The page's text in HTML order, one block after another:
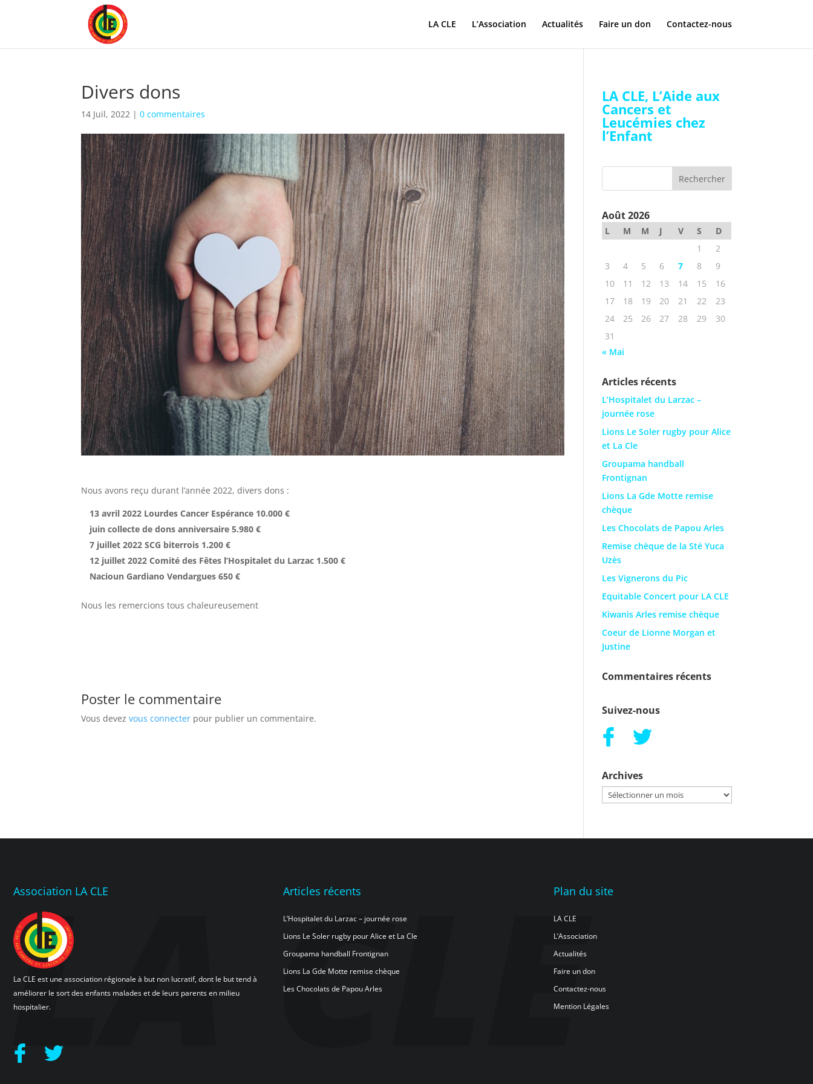
LA CLE L’Association Actualités Faire un don Contactez-nous
Divers dons
14 Juil, 2022 |0 commentaires
Nous avons reçu durant l’année 2022, divers dons :
13 avril 2022 Lourdes Cancer Espérance 10.000 €
juin collecte de dons anniversaire 5.980 €
7 juillet 2022 SCG biterrois 1.200 €
12 juillet 2022 Comité des Fêtes l’Hospitalet du Larzac 1.500 €
Nacioun Gardiano Vendargues 650 €
Nous les remercions tous chaleureusement
Poster le commentaire
Vous devezvous connecter pour publier un commentaire.
LA CLE, L’Aide aux
Cancers et
Leucémies chez
l’Enfant
Août 2026
L M M J V S
D
1
2
3
4 5 6 7 8
9
10
11 12 13 14 15
16
17
18 19 20 21 22
23
24
25 26 27 28 29
30
31
« Mai
Articles récents
L’Hospitalet du Larzac –
journée rose
Lions Le Soler rugby pour Alice
et La Cle
Groupama handball
Frontignan
Lions La Gde Motte remise
chèque
Les Chocolats de Papou Arles
Remise chèque de la Sté Yuca
Uzès
Les Vignerons du Pic
Equitable Concert pour LA CLE
Kiwanis Arles remise chèque
Coeur de Lionne Morgan et
Justine
Commentaires récents
Suivez-nous
Archives
Archives
Association LA CLE
La CLE est une association régionale à but non lucratif, dont le but tend à
améliorer le sort des enfants malades et de leurs parents en milieu
hospitalier.
Articles récents
L’Hospitalet du Larzac – journée rose
Lions Le Soler rugby pour Alice et La Cle
Groupama handball Frontignan
Lions La Gde Motte remise chèque
Les Chocolats de Papou Arles
Plan du site
LA CLE
L’Association
Actualités
Faire un don
Contactez-nous
Mention Légales